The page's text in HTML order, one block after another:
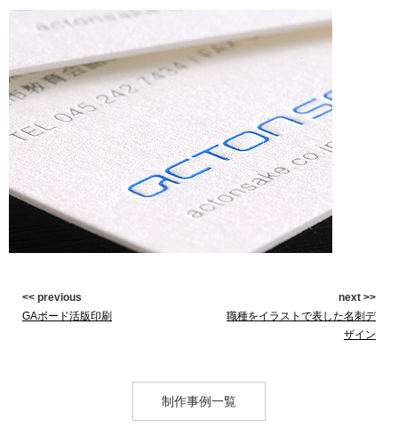
<< previous
GAボード活版印刷
next >>
職種をイラストで表した名刺デ
ザイン
制作事例一覧